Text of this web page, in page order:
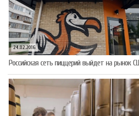
24.02.2016
Российская сеть пиццерий выйдет на рынок